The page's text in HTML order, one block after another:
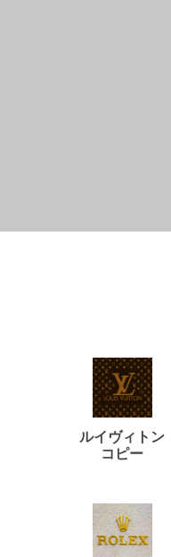
ルイヴィトン
コピー